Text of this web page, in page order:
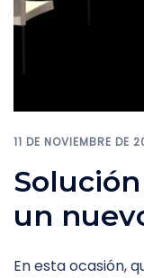
11 DE NOVIEMBRE DE
un
En esta ocasión,